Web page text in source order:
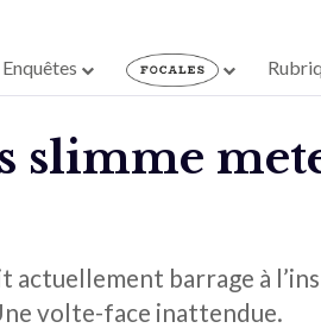
Enquêtes
slimme
actuellement barrage à
volte-face inattendue.